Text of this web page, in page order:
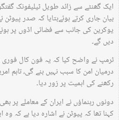
ایک گھنٹے سے زائد طویل ٹیلیفونک
بیان جاری کرتے ہوئےبتایا کہ صدر
یوکرین کی جانب سے فضائی اڈوں پر
دیں گے۔
ٹرمپ نے واضح کیا کہ یہ فون کال
درمیان امن کا سبب نہیں بنے گی، تاہم
رکھنے کی اہمیت پر زور دیا۔
دونوں رہنماؤں نے ایران کے معاملے پر
کہنا تھا کہ پیوٹن نے اشارہ دیا ہے کہ